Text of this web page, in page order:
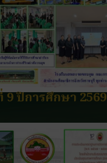
ปีการศึกษา 2569